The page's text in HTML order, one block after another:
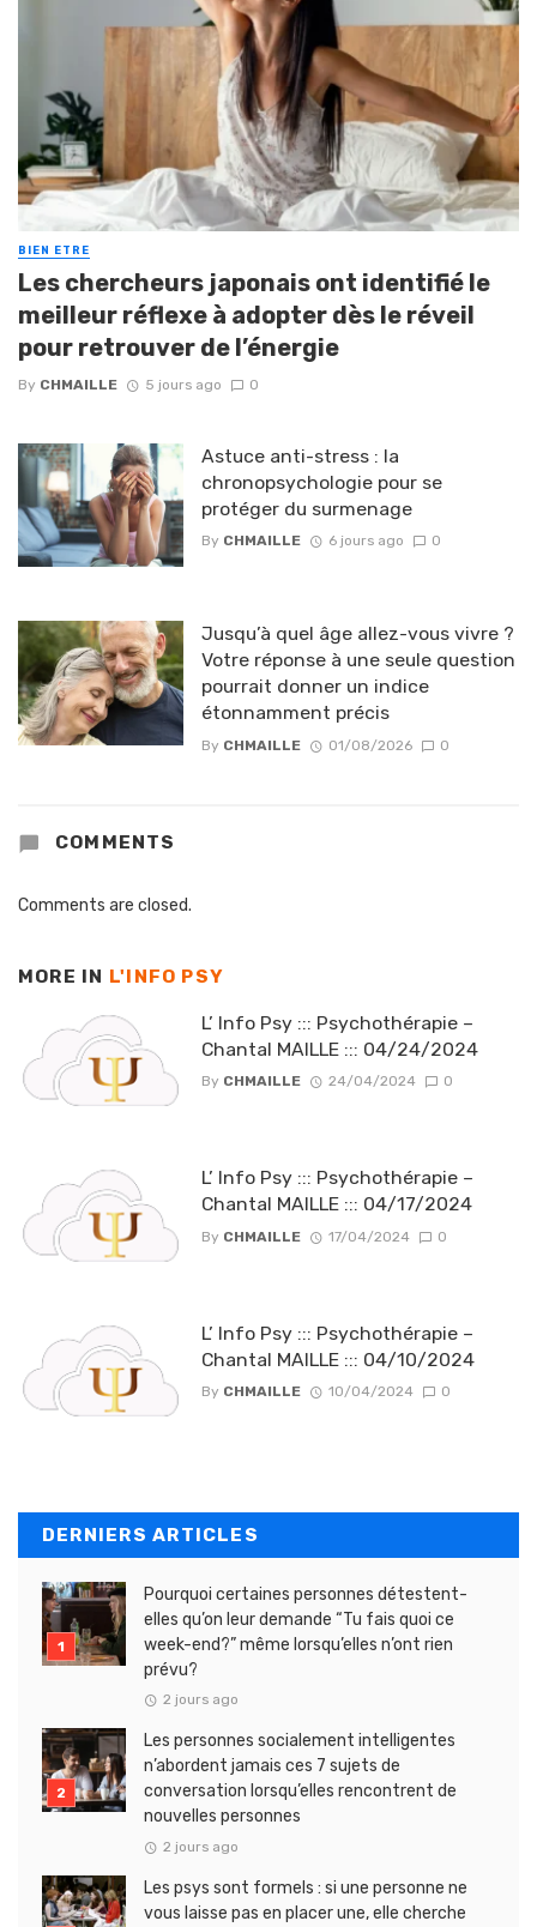
BIEN ETRE
Les chercheurs japonais ont identifié le
meilleur réflexe à adopter dès le réveil
pour retrouver de l’énergie
By CHMAILLE 5 jours ago 0
Astuce anti-stress : la
chronopsychologie pour se
protéger du surmenage
By CHMAILLE 6 jours ago 0
Jusqu’à quel âge allez-vous vivre ?
Votre réponse à une seule question
pourrait donner un indice
étonnamment précis
By CHMAILLE 01/08/2026 0
COMMENTS
Comments are closed.
MORE IN L'INFO PSY
L’ Info Psy ::: Psychothérapie –
Chantal MAILLE ::: 04/24/2024
By CHMAILLE 24/04/2024 0
L’ Info Psy ::: Psychothérapie –
Chantal MAILLE ::: 04/17/2024
By CHMAILLE 17/04/2024 0
L’ Info Psy ::: Psychothérapie –
Chantal MAILLE ::: 04/10/2024
By CHMAILLE 10/04/2024 0
DERNIERS ARTICLES
Pourquoi certaines personnes détestent-
elles qu’on leur demande “Tu fais quoi ce
week-end?” même lorsqu’elles n’ont rien
prévu?
2 jours ago
Les personnes socialement intelligentes
n’abordent jamais ces 7 sujets de
conversation lorsqu’elles rencontrent de
nouvelles personnes
2 jours ago
Les psys sont formels : si une personne ne
vous laisse pas en placer une, elle cherche